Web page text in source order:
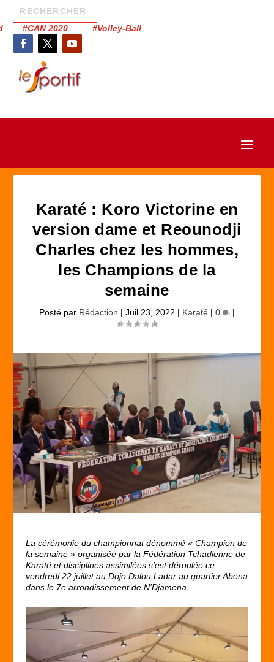
#CAN 2020 #Volley-Ball
Karaté : Koro Victorine en
version dame et Reounodji
Charles chez les hommes,
les Champions de la
semaine
Posté par Rédaction | Juil 23, 2022 | Karaté | 0 |
La cérémonie du championnat dénommé « Champion de
la semaine » organisée par la Fédération Tchadienne de
Karaté et disciplines assimilées s’est déroulée ce
vendredi 22 juillet au Dojo Dalou Ladar au quartier Abena
dans le 7e arrondissement de N’Djamena.